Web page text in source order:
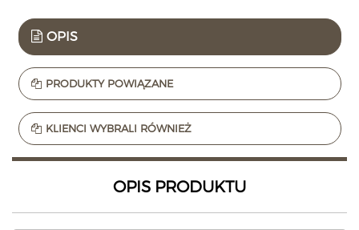
OPIS
PRODUKTY POWIĄZANE
KLIENCI WYBRALI RÓWNIEŻ
OPIS PRODUKTU